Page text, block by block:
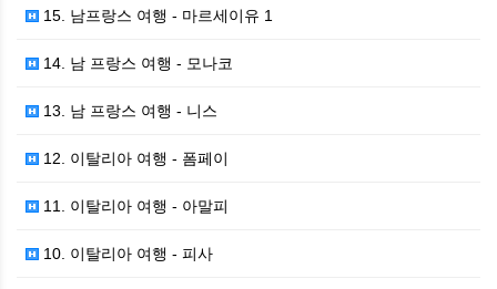
15. 남프랑스 여행 - 마르세이유 1
14. 남 프랑스 여행 - 모나코
13. 남 프랑스 여행 - 니스
12. 이탈리아 여행 - 폼페이
11. 이탈리아 여행 - 아말피
10. 이탈리아 여행 - 피사